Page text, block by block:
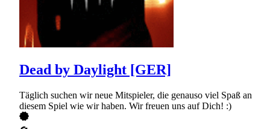
Dead by Daylight [GER]
Täglich suchen wir neue Mitspieler, die genauso viel Spaß an
diesem Spiel wie wir haben. Wir freuen uns auf Dich! :)